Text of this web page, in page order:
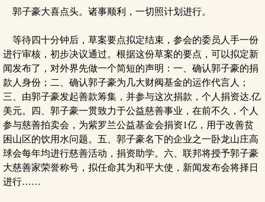
郭子豪大喜点头。诸事顺利，一切照计划进行。
等待四十分钟后，草案要点拟定结束，参会的委员人手一份
进行审核，初步决议通过。根据这份草案的要点，可以拟定新
闻发布了，对外界先做一个简短的声明：一、确认郭子豪的捐
款人身份；二、确认郭子豪为几大财阀基金的运作代言人；
三、由郭子豪发起善款筹集，并参与这次捐款，个人捐资达.亿
美元。四、郭子豪一贯致力于公益慈善事业，在前不久，个人
参与慈善拍卖会，为紫罗兰公益基金会捐资1亿，用于改善贫
困山区的饮用水问题。五、郭子豪名下的企业之一卧龙山庄高
球会每年均进行慈善活动，捐资助学。六、联邦将授予郭子豪
大慈善家荣誉称号，拟任命其为和平大使，新闻发布会将择日
进行……